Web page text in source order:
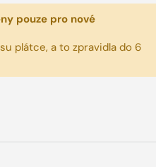
pouze pro nové
plátce, a to zpravidla do 6